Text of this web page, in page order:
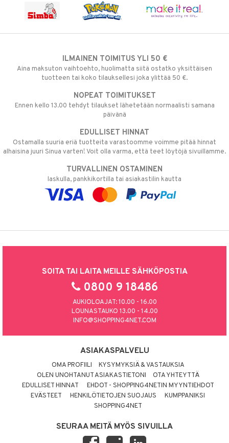
ILMAINEN TOIMITUS YLI 50 €
Aina maksuton vaihtoehto, huolimatta siitä ostatko yksittäisen
tuotteen tai koko tilauksellesi joka ylittää 50 €.
NOPEAT TOIMITUKSET
Ennen kello 13.00 tehdyt tilaukset lähetetään normaalisti samana
päivänä
EDULLISET HINNAT
Ostamalla suuria eriä tuotteita varastoomme voimme pitää hinnat
alhaisina juuri Sinua varten! Voit olla varma, että teet löytöjä sivuillamme.
TURVALLINEN OSTAMINEN
laskulla, pankkikortilla tai asiakastilin kautta
SOITA TAI LAITA MEILLE SÄHKÖPOSTIA
0800 9 18486
AUKIOLOAJAT: 10.00 - 16.00
LOUNASTAUKO 13.00 - 14.00
INFO@SHOPPING4NET.COM
ASIAKASPALVELU
OMA PROFIILI
KYSYMYKSIÄ & VASTAUKSIA
OLEN UNOHTANUT ASIAKASTIETONI
OTA YHTEYTTÄ
EDULLISET HINNAT
EHDOT - SHOPPING4NETIN MYYNTIEHDOT
EVÄSTEET
HENKILÖTIETOJEN SUOJAUS
KUMPPANIKSI
SHOPPING4NET
SEURAA MEITÄ MYÖS SIVUILLA